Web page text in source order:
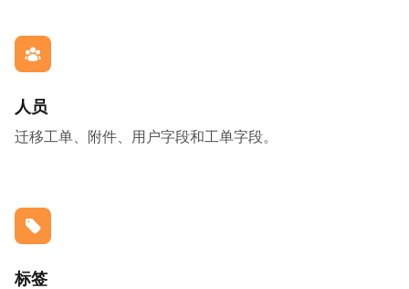
人员
迁移工单、附件、用户字段和工单字段。
标签